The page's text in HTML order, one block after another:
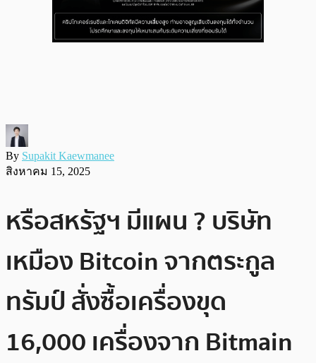
By Supakit Kaewmanee
สิงหาคม 15, 2025
หรือสหรัฐฯ มีแผน ? บริษัท
เหมือง Bitcoin จากตระกูล
ทรัมป์ สั่งซื้อเครื่องขุด
16,000 เครื่องจาก Bitmain